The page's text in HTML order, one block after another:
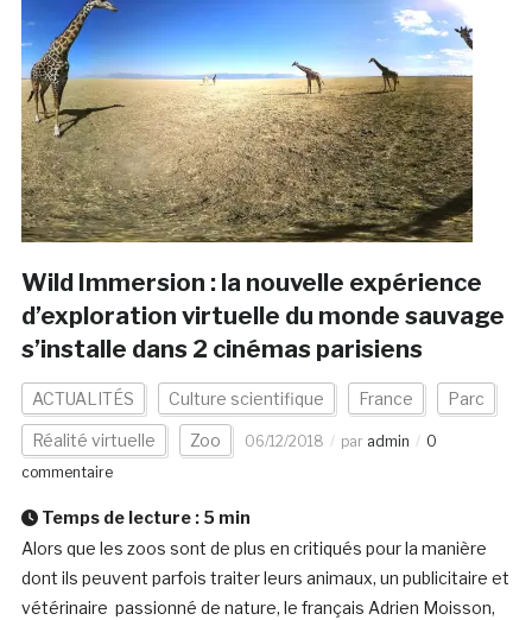
Wild Immersion : la nouvelle expérience
d’exploration virtuelle du monde sauvage
s’installe dans 2 cinémas parisiens
ACTUALITÉS Culture scientifique France Parc
Réalité virtuelle Zoo 06/12/2018 par admin
0
commentaire
Temps de lecture : 5 min
Alors que les zoos sont de plus en critiqués pour la manière
dont ils peuvent parfois traiter leurs animaux, un publicitaire et
vétérinaire passionné de nature, le français Adrien Moisson,